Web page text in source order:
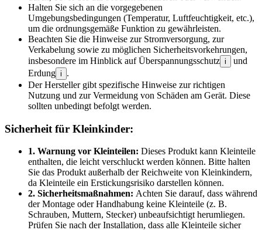
Halten Sie sich an die vorgegebenen
Umgebungsbedingungen (Temperatur, Luftfeuchtigkeit, etc.),
um die ordnungsgemäße Funktion zu gewährleisten.
Beachten Sie die Hinweise zur Stromversorgung, zur
Verkabelung sowie zu möglichen Sicherheitsvorkehrungen,
insbesondere im Hinblick auf Überspannungsschutz i
und
Erdung i
.
Der Hersteller gibt spezifische Hinweise zur richtigen
Nutzung und zur Vermeidung von Schäden am Gerät. Diese
sollten unbedingt befolgt werden.
Sicherheit für Kleinkinder:
1. Warnung vor Kleinteilen: Dieses Produkt kann Kleinteile
enthalten, die leicht verschluckt werden können. Bitte halten
Sie das Produkt außerhalb der Reichweite von Kleinkindern,
da Kleinteile ein Erstickungsrisiko darstellen können.
2. Sicherheitsmaßnahmen: Achten Sie darauf, dass während
der Montage oder Handhabung keine Kleinteile (z. B.
Schrauben, Muttern, Stecker) unbeaufsichtigt herumliegen.
Prüfen Sie nach der Installation, dass alle Kleinteile sicher